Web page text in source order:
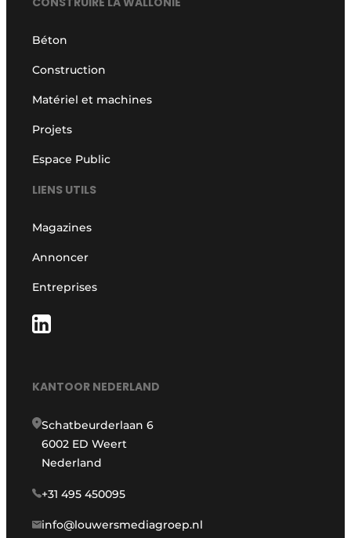
Béton
Construction
Matériel et machines
Projets
Espace Public
LIENS UTILS
Magazines
Annoncer
Entreprises
KANTOOR NEDERLAND
Schatbeurderlaan 6
6002 ED Weert
Nederland
+31 495 450095
info@louwersmediagroep.nl